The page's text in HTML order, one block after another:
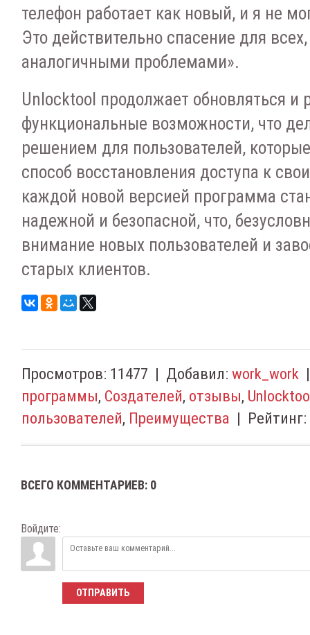
телефон работает как новый, и я не
Это действительно спасение для
аналогичными проблемами».
Unlocktool продолжает обновляться и
функциональные возможности, что
решением для пользователей,
способ восстановления доступа к
каждой новой версией программа
надежной и безопасной, что,
внимание новых пользователей и
старых клиентов.
Просмотров: 11477 | Добавил: work_work
программы, Создателей, отзывы,
пользователей, Преимущества | Рейтинг:
ВСЕГО КОММЕНТАРИЕВ: 0
Войдите:
ОТПРАВИТЬ